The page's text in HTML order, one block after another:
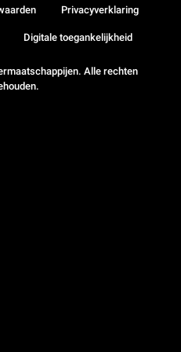
Alle rechten
Privacyverklaring
Digitale toegankelijkheid